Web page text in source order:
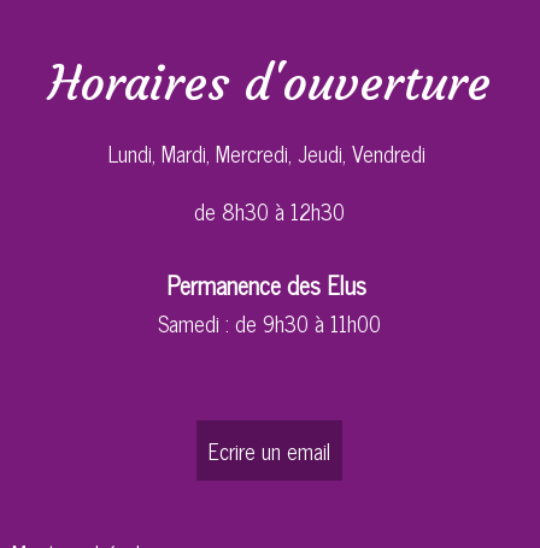
Horaires d'ouverture
Lundi, Mardi, Mercredi, Jeudi, Vendredi
de 8h30 à 12h30
Permanence des Elus
Samedi : de 9h30 à 11h00
Ecrire un email